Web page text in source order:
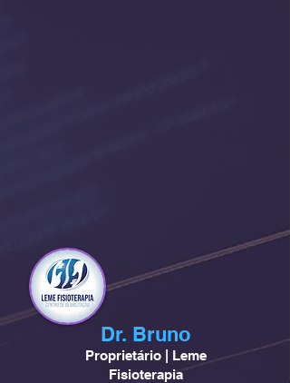
Dr. Bruno
Proprietário | Leme
Fisioterapia